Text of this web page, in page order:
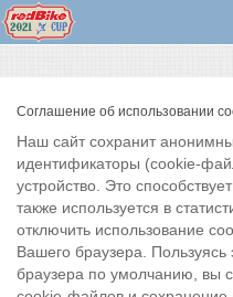
Соглашение об использовании
Наш сайт сохранит
идентификаторы (cookie-
устройство. Это
также используется в
отключить использование
Вашего браузера.
браузера по умолчанию, вы